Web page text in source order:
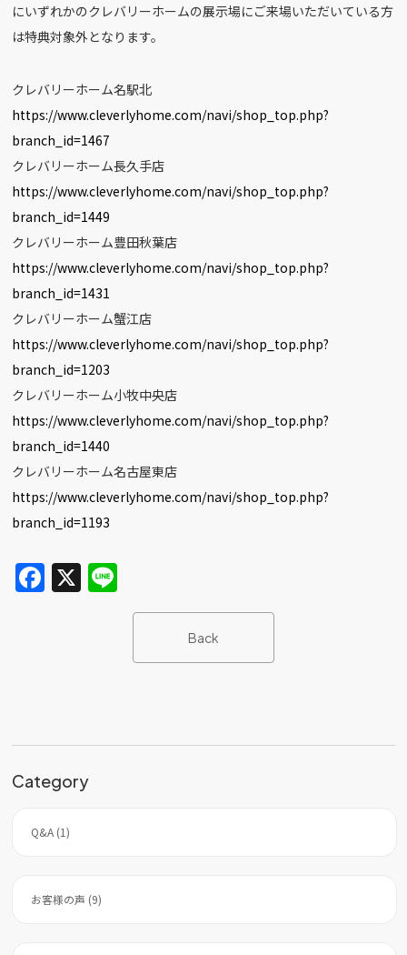
にいずれかのクレバリーホームの展示場にご来場いただいている方
は特典対象外となります。
クレバリーホーム名駅北
https://www.cleverlyhome.com/navi/shop_top.php?
branch_id=1467
クレバリーホーム長久手店
https://www.cleverlyhome.com/navi/shop_top.php?
branch_id=1449
クレバリーホーム豊田秋葉店
https://www.cleverlyhome.com/navi/shop_top.php?
branch_id=1431
クレバリーホーム蟹江店
https://www.cleverlyhome.com/navi/shop_top.php?
branch_id=1203
クレバリーホーム小牧中央店
https://www.cleverlyhome.com/navi/shop_top.php?
branch_id=1440
クレバリーホーム名古屋東店
https://www.cleverlyhome.com/navi/shop_top.php?
branch_id=1193
F
o
k
X
n
Back
Category
Q&A (1)
お客様の声 (9)